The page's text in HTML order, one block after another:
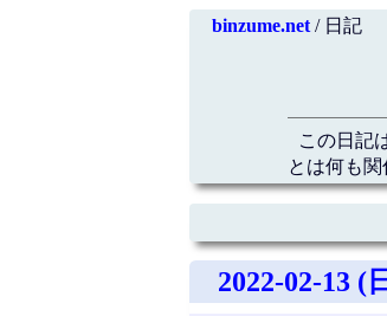
binzume.net/ 日記
この日記
とは何も
2022-02-13 (